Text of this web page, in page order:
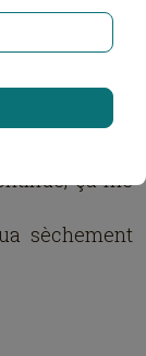
sur toi,
guerrière, ne
ça me
sèchement